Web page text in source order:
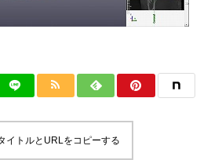
イトルとURLをコピーする